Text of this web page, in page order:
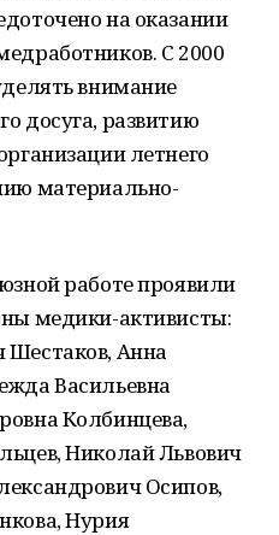
на оказании
С 2000
внимание
досуга, развитию
летнего
материально-
работе проявили
медики-активисты:
Шестаков, Анна
Васильевна
Колбинцева,
Николай Львович
Осипов,
Нурия